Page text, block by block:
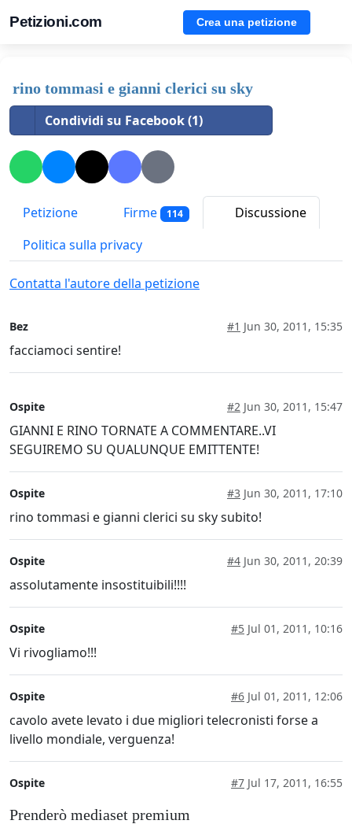
Petizioni.com Crea una petizione
rino tommasi e gianni clerici su sky
Condividi su Facebook (1)
Petizione Firme 114
Discussione
Politica sulla privacy
Contatta l'autore della petizione
Bez #1 Jun 30, 2011, 15:35
facciamoci sentire!
Ospite #2 Jun 30, 2011, 15:47
GIANNI E RINO TORNATE A COMMENTARE..VI
SEGUIREMO SU QUALUNQUE EMITTENTE!
Ospite #3 Jun 30, 2011, 17:10
rino tommasi e gianni clerici su sky subito!
Ospite #4 Jun 30, 2011, 20:39
assolutamente insostituibili!!!!
Ospite #5 Jul 01, 2011, 10:16
Vi rivogliamo!!!
Ospite #6 Jul 01, 2011, 12:06
cavolo avete levato i due migliori telecronisti forse a
livello mondiale, verguenza!
Ospite #7 Jul 17, 2011, 16:55
Prenderò mediaset premium